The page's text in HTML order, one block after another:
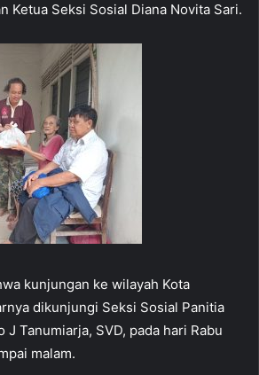
Ketua Seksi Sosial Diana Novita Sari.
kunjungan ke wilayah Kota
dikunjungi Seksi Sosial Panitia
J Tanumiarja, SVD, pada hari Rabu
malam.